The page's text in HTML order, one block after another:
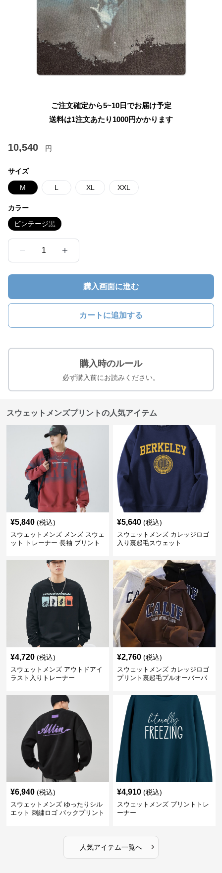
ご注文確定から5~10日でお届け予定
送料は1注文あたり 1000円かかります
10,540 円
サイズ
M L XL XXL
カラー
ビンテージ黒
1
購入画面に進む
カートに追加する
購入時のルール
必ず購入前にお読みください。
スウェットメンズプリントの人気アイテム
¥5,840 (税込)
スウェットメンズ メンズ スウェ
ット トレーナー 長袖 プリント
¥5,640 (税込)
スウェットメンズ カレッジロゴ
入り裏起毛スウェット
¥4,720 (税込)
スウェットメンズ アウトドアイ
ラスト入りトレーナー
¥2,760 (税込)
スウェットメンズ カレッジロゴ
プリント裏起毛プルオーバーパ
¥6,940 (税込)
スウェットメンズ ゆったりシル
エット 刺繍ロゴ バックプリント
¥4,910 (税込)
スウェットメンズ プリントトレ
ーナー
人気アイテム一覧へ ›